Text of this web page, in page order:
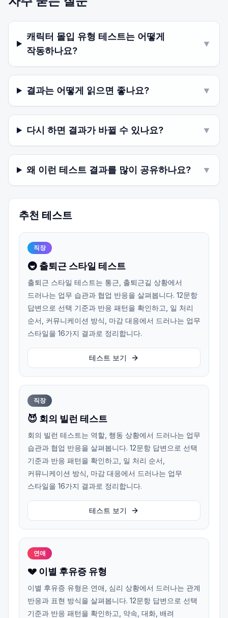
캐릭터 몰입 유형 테스트는 어떻게
작동하나요?
▼
결과는 어떻게 읽으면 좋나요? ▼
다시 하면 결과가 바뀔 수 있나요? ▼
왜 이런 테스트 결과를 많이 공유하나요? ▼
추천 테스트
직장
🚇 출퇴근 스타일 테스트
출퇴근 스타일 테스트는 통근, 출퇴근길 상황에서
드러나는 업무 습관과 협업 반응을 살펴봅니다. 12문항
답변으로 선택 기준과 반응 패턴을 확인하고, 일 처리
순서, 커뮤니케이션 방식, 마감 대응에서 드러나는 업무
스타일을 16가지 결과로 정리합니다.
테스트 보기
직장
😈 회의 빌런 테스트
회의 빌런 테스트는 역할, 행동 상황에서 드러나는 업무
습관과 협업 반응을 살펴봅니다. 12문항 답변으로 선택
기준과 반응 패턴을 확인하고, 일 처리 순서,
커뮤니케이션 방식, 마감 대응에서 드러나는 업무
스타일을 16가지 결과로 정리합니다.
테스트 보기
연애
💔 이별 후유증 유형
이별 후유증 유형은 연애, 심리 상황에서 드러나는 관계
반응과 표현 방식을 살펴봅니다. 12문항 답변으로 선택
기준과 반응 패턴을 확인하고, 약속, 대화, 배려